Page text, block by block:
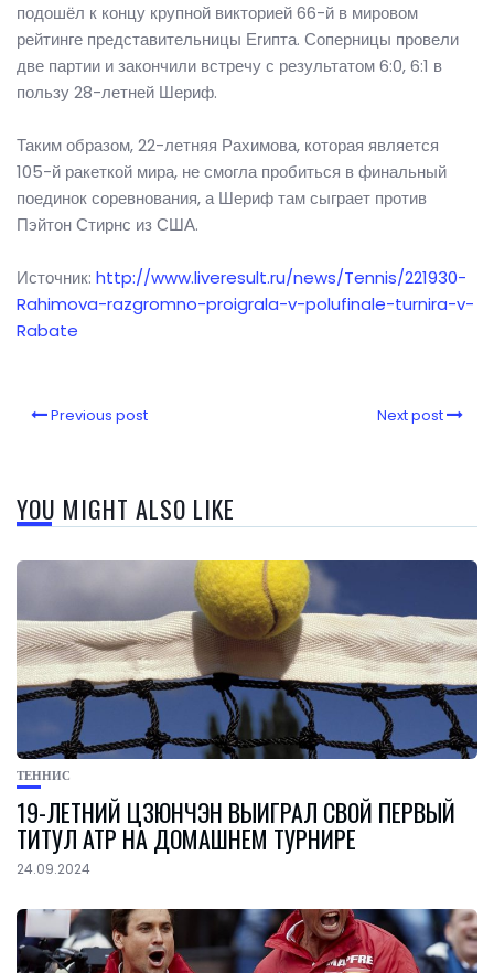
подошёл к концу крупной викторией 66-й в мировом
рейтинге представительницы Египта. Соперницы провели
две партии и закончили встречу с результатом 6:0, 6:1 в
пользу 28-летней Шериф.
Таким образом, 22-летняя Рахимова, которая является
105-й ракеткой мира, не смогла пробиться в финальный
поединок соревнования, а Шериф там сыграет против
Пэйтон Стирнс из США.
Источник: http://www.liveresult.ru/news/Tennis/221930-
Rahimova-razgromno-proigrala-v-polufinale-turnira-v-
Rabate
Previous post Next post
YOU MIGHT ALSO LIKE
ТЕННИС
19-ЛЕТНИЙ ЦЗЮНЧЭН ВЫИГРАЛ СВОЙ ПЕРВЫЙ
ТИТУЛ ATP НА ДОМАШНЕМ ТУРНИРЕ
24.09.2024